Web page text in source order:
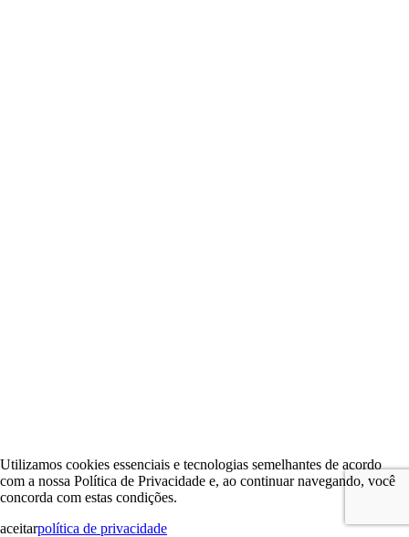
Utilizamos cookies essenciais e tecnologias semelhantes de acordo
com a nossa Política de Privacidade e, ao continuar navegando, você
concorda com estas condições.
aceitarpolítica de privacidade